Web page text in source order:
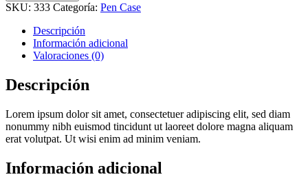
SKU: 333 Categoría: Pen Case
Descripción
Información adicional
Valoraciones (0)
Descripción
Lorem ipsum dolor sit amet, consectetuer adipiscing elit, sed diam
nonummy nibh euismod tincidunt ut laoreet dolore magna aliquam
erat volutpat. Ut wisi enim ad minim veniam.
Información adicional